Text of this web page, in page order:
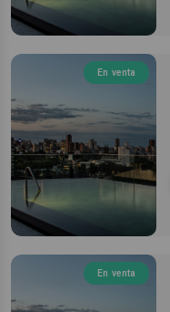
En venta
En venta